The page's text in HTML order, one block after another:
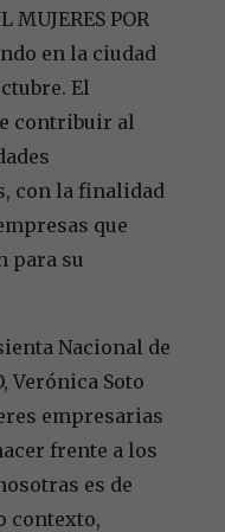
POR
en la ciudad
El
contribuir al
con la finalidad
que
para su
Nacional de
Verónica Soto
empresarias
frente a los
es de
contexto,